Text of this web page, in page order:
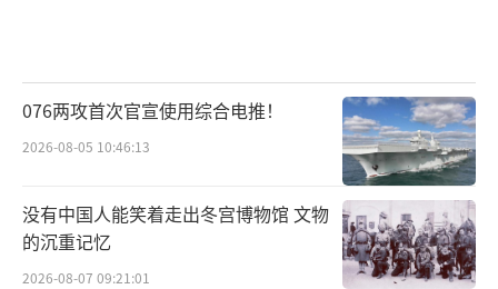
076两攻首次官宣使用综合电推！
2026-08-05 10:46:13
没有中国人能笑着走出冬宫博物馆 文物
的沉重记忆
2026-08-07 09:21:01